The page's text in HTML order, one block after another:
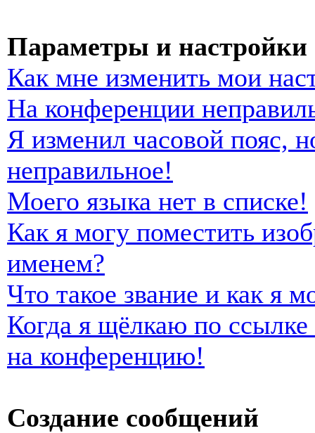
Параметры и настройки
Как мне изменить мои
На конференции
Я изменил часовой пояс,
неправильное!
Моего языка нет в списке!
Как я могу поместить
именем?
Что такое звание и как я
Когда я щёлкаю по
на конференцию!
Создание сообщений